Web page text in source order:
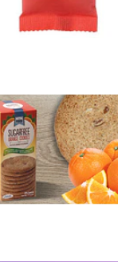
Galletas sin
A...
$3.990